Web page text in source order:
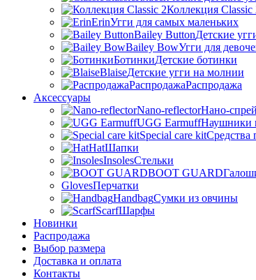
Коллекция Classic
ErinУгги для самых маленьких
Bailey ButtonДетские
Bailey BowУгги для
БотинкиДетские ботинки
BlaiseДетские угги на молнии
РаспродажаРаспродажа
Аксессуары
Nano-reflectorНано-
UGG EarmuffНаушники
Special care kitСредства
HatШапки
InsolesСтельки
BOOT GUARD
GlovesПерчатки
HandbagСумки из овчины
ScarfШарфы
Новинки
Распродажа
Выбор размера
Доставка и оплата
Контакты